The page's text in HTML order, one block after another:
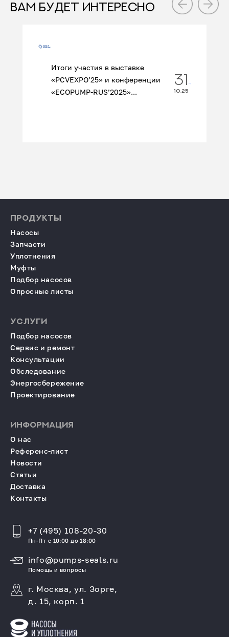
ВАМ БУДЕТ ИНТЕРЕСНО
Итоги участия в выставке
«PCVEXPO’25» и конференции
«ECOPUMP‑RUS’2025»...
31
10.25
ПРОДУКТЫ
Насосы
Запчасти
Уплотнения
Муфты
Подбор насосов
Опросные листы
УСЛУГИ
Подбор насосов
Сервис и ремонт
Консультации
Обследование
Энергосбережение
Проектирование
ИНФОРМАЦИЯ
О нас
Референс-лист
Новости
Статьи
Доставка
Контакты
+7 (495) 108-20-30
Пн-Пт с 10:00 до 18:00
info@pumps-seals.ru
Помощь и вопросы
г. Москва, ул. Зорге,
д. 15, корп. 1